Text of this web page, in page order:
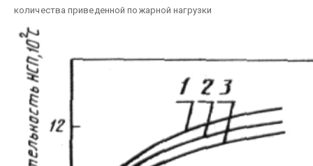
количества приведенной пожарной нагрузки